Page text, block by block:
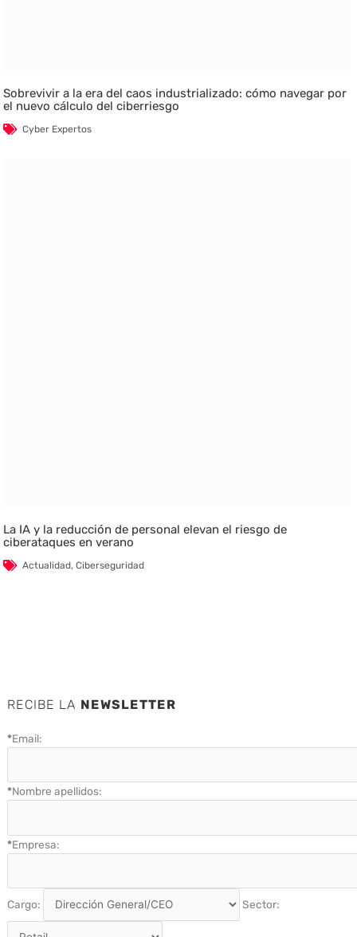
Sobrevivir a la era del caos industrializado: cómo navegar por
el nuevo cálculo del ciberriesgo
Cyber Expertos
La IA y la reducción de personal elevan el riesgo de
ciberataques en verano
Actualidad,Ciberseguridad
RECIBE LA NEWSLETTER
*Email:
*Nombre apellidos:
*Empresa:
Cargo: Sector: